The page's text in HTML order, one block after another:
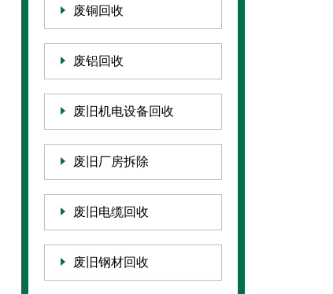
废铜回收
废铝回收
废旧机电设备回收
废旧厂房拆除
废旧电缆回收
废旧钢材回收